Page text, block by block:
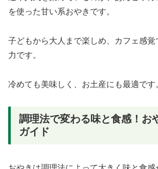
を使った甘い系おやきです。
子どもから大人まで楽しめ、カフェ感
力です。
冷めても美味しく、お土産にも最適です
調理法で変わる味と食感！お
ガイド